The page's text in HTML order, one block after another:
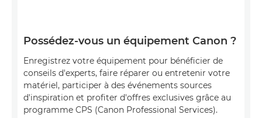
Possédez-vous un équipement Canon ?
Enregistrez votre équipement pour bénéficier de
conseils d'experts, faire réparer ou entretenir votre
matériel, participer à des événements sources
d'inspiration et profiter d'offres exclusives grâce au
programme CPS (Canon Professional Services).